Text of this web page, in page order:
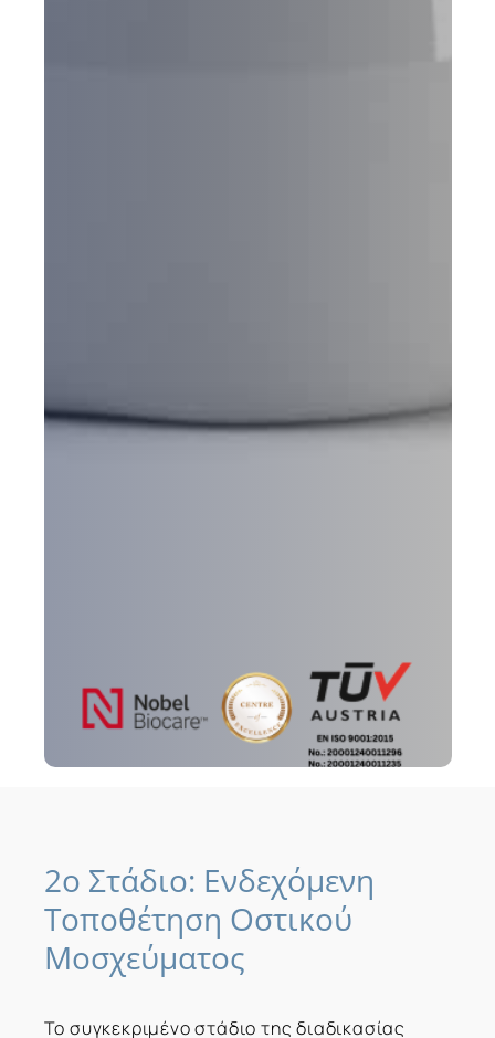
2ο Στάδιο: Ενδεχόμενη
Τοποθέτηση Οστικού
Μοσχεύματος
Το συγκεκριμένο στάδιο της διαδικασίας